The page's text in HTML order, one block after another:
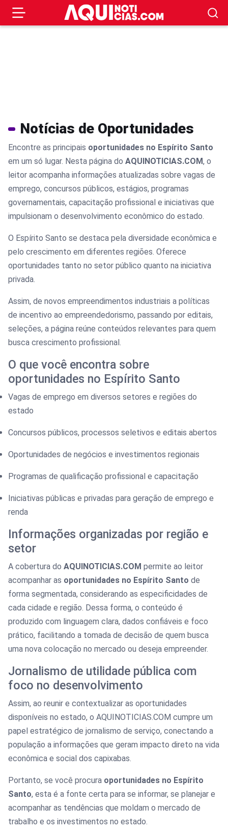
Notícias de Oportunidades
Encontre as principais oportunidades no Espírito Santo
em um só lugar. Nesta página do AQUINOTICIAS.COM, o
leitor acompanha informações atualizadas sobre vagas de
emprego, concursos públicos, estágios, programas
governamentais, capacitação profissional e iniciativas que
impulsionam o desenvolvimento econômico do estado.
O Espírito Santo se destaca pela diversidade econômica e
pelo crescimento em diferentes regiões. Oferece
oportunidades tanto no setor público quanto na iniciativa
privada.
Assim, de novos empreendimentos industriais a políticas
de incentivo ao empreendedorismo, passando por editais,
seleções, a página reúne conteúdos relevantes para quem
busca crescimento profissional.
O que você encontra sobre
oportunidades no Espírito Santo
Vagas de emprego em diversos setores e regiões do
estado
Concursos públicos, processos seletivos e editais abertos
Oportunidades de negócios e investimentos regionais
Programas de qualificação profissional e capacitação
Iniciativas públicas e privadas para geração de emprego e
renda
Informações organizadas por região e
setor
A cobertura do AQUINOTICIAS.COM permite ao leitor
acompanhar as oportunidades no Espírito Santo de
forma segmentada, considerando as especificidades de
cada cidade e região. Dessa forma, o conteúdo é
produzido com linguagem clara, dados confiáveis e foco
prático, facilitando a tomada de decisão de quem busca
uma nova colocação no mercado ou deseja empreender.
Jornalismo de utilidade pública com
foco no desenvolvimento
Assim, ao reunir e contextualizar as oportunidades
disponíveis no estado, o AQUINOTICIAS.COM cumpre um
papel estratégico de jornalismo de serviço, conectando a
população a informações que geram impacto direto na vida
econômica e social dos capixabas.
Portanto, se você procura oportunidades no Espírito
Santo, esta é a fonte certa para se informar, se planejar e
acompanhar as tendências que moldam o mercado de
trabalho e os investimentos no estado.